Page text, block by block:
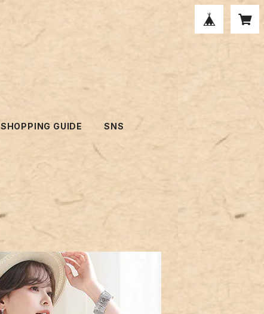
SHOPPING GUIDE SNS